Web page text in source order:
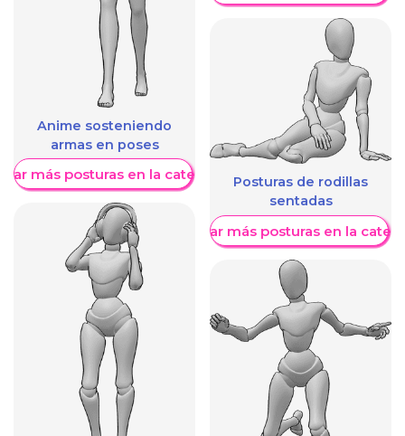
Anime sosteniendo
armas en poses
más posturas en la categoría
Posturas de rodillas
sentadas
Mostrar más posturas en la